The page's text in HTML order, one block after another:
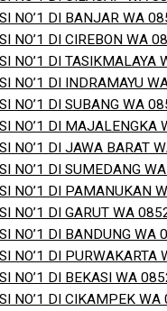
NO’1 DI BANJAR WA
NO’1 DI CIREBON WA
NO’1 DI
NO’1 DI INDRAMAYU
NO’1 DI SUBANG WA
NO’1 DI
NO’1 DI JAWA BARAT
NO’1 DI SUMEDANG
NO’1 DI PAMANUKAN
NO’1 DI GARUT WA
NO’1 DI BANDUNG
NO’1 DI
NO’1 DI BEKASI WA
NO’1 DI CIKAMPEK